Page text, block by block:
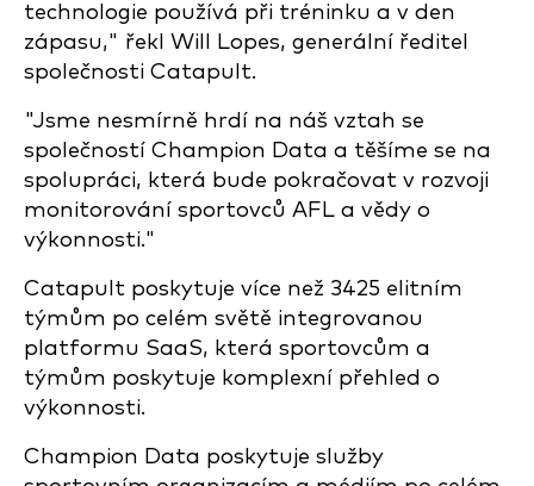
technologie používá při tréninku a v den
zápasu," řekl Will Lopes, generální ředitel
společnosti Catapult.
"Jsme nesmírně hrdí na náš vztah se
společností Champion Data a těšíme se na
spolupráci, která bude pokračovat v rozvoji
monitorování sportovců AFL a vědy o
výkonnosti."
Catapult poskytuje více než 3425 elitním
týmům po celém světě integrovanou
platformu SaaS, která sportovcům a
týmům poskytuje komplexní přehled o
výkonnosti.
Champion Data poskytuje služby